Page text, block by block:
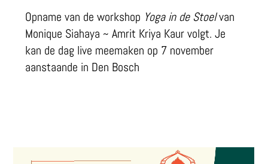
Opname van de workshop Yoga in de Stoelvan
Monique Siahaya ~ Amrit Kriya Kaur volgt. Je
kan de dag live meemaken op 7 november
aanstaande in Den Bosch